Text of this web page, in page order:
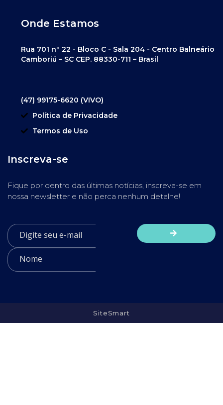
Onde Estamos
Rua 701 nº 22 - Bloco C - Sala 204 - Centro Balneário
Camboriú – SC CEP. 88330-711 – Brasil
(47) 99175-6620 (VIVO)
Política de Privacidade
Termos de Uso
Inscreva-se
Fique por dentro das últimas notícias, inscreva-se em
nossa newsletter e não perca nenhum detalhe!
SiteSmart